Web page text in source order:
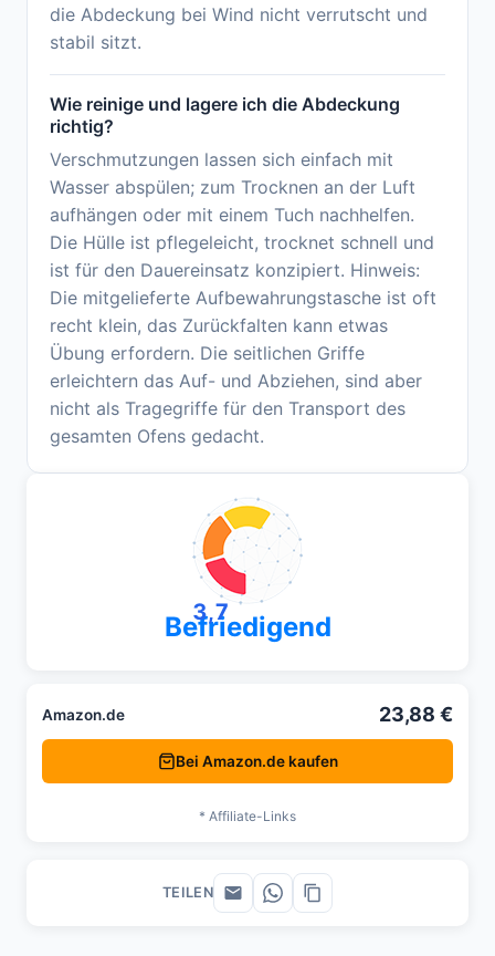
die Abdeckung bei Wind nicht verrutscht und
stabil sitzt.
Wie reinige und lagere ich die Abdeckung
richtig?
Verschmutzungen lassen sich einfach mit
Wasser abspülen; zum Trocknen an der Luft
aufhängen oder mit einem Tuch nachhelfen.
Die Hülle ist pflegeleicht, trocknet schnell und
ist für den Dauereinsatz konzipiert. Hinweis:
Die mitgelieferte Aufbewahrungstasche ist oft
recht klein, das Zurückfalten kann etwas
Übung erfordern. Die seitlichen Griffe
erleichtern das Auf- und Abziehen, sind aber
nicht als Tragegriffe für den Transport des
gesamten Ofens gedacht.
3,7
Befriedigend
Amazon.de 23,88 €
Bei Amazon.de kaufen
* Affiliate-Links
TEILEN